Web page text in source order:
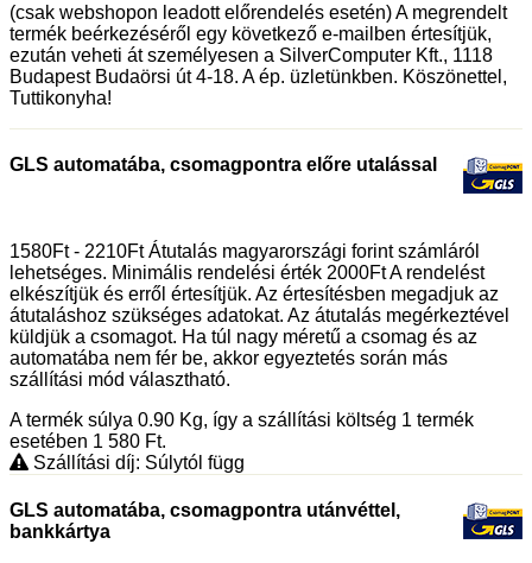
(csak webshopon leadott előrendelés esetén) A megrendelt
termék beérkezéséről egy következő e-mailben értesítjük,
ezután veheti át személyesen a SilverComputer Kft., 1118
Budapest Budaörsi út 4-18. A ép. üzletünkben. Köszönettel,
Tuttikonyha!
GLS automatába, csomagpontra előre utalással
1580Ft - 2210Ft Átutalás magyarországi forint számláról
lehetséges. Minimális rendelési érték 2000Ft A rendelést
elkészítjük és erről értesítjük. Az értesítésben megadjuk az
átutaláshoz szükséges adatokat. Az átutalás megérkeztével
küldjük a csomagot. Ha túl nagy méretű a csomag és az
automatába nem fér be, akkor egyeztetés során más
szállítási mód választható.
A termék súlya 0.90 Kg, így a szállítási költség 1 termék
esetében 1 580 Ft.
Szállítási díj: Súlytól függ
GLS automatába, csomagpontra utánvéttel,
bankkártya